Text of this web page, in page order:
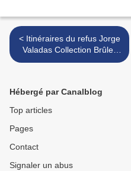
< Itinéraires du refus Jorge
Valadas Collection Brûle-
Frontières Éditions
Hébergé par Canalblog
Top articles
Pages
Contact
Signaler un abus